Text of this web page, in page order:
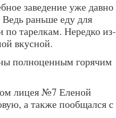
заведение уже давно
раньше еду для
по тарелкам. Нередко из-
вкусной.
полноценным горячим
лицея №7 Еленой
а также пообщался с